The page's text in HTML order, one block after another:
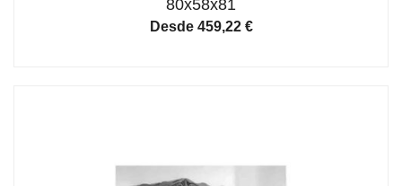
80x58x81
Desde 459,22 €